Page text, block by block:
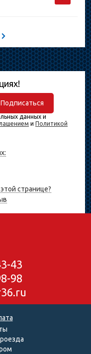
Подписаться
данных и
и Политикой
странице?
43
98